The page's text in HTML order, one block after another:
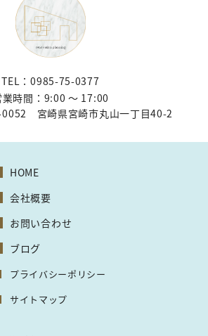
TEL：0985-75-0377
業時間：9:00 〜 17:00
0052 宮崎県宮崎市丸山一丁目40-2
HOME
会社概要
お問い合わせ
ブログ
プライバシーポリシー
サイトマップ